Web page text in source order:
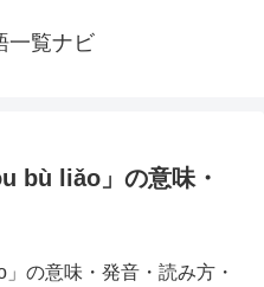
一覧ナビ
bù liǎo」の意味・
の意味・発音・読み方・